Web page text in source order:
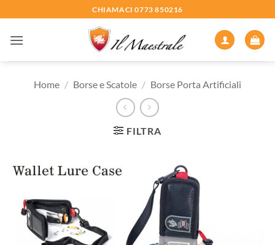
ai
contenuti
CHIAMACI 0773 850216
Home / Borse e Scatole / Borse Porta Artificiali
FILTRA